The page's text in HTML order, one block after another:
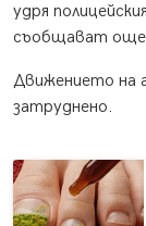
удря
съобщават още
Движението на
затруднено.